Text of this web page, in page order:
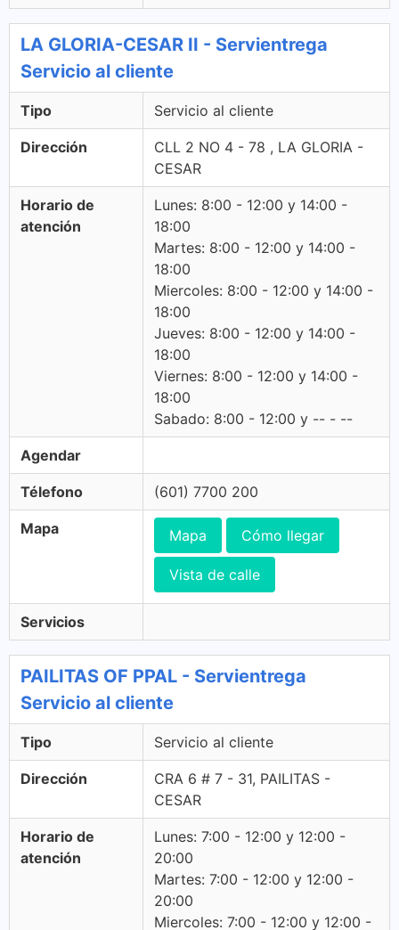
LA GLORIA-CESAR II - Servientrega
Servicio al cliente
Tipo Servicio al cliente
Dirección
CLL 2 NO 4 - 78 , LA GLORIA -
CESAR
Horario de
atención
Lunes: 8:00 - 12:00 y 14:00 -
18:00
Martes: 8:00 - 12:00 y 14:00 -
18:00
Miercoles: 8:00 - 12:00 y 14:00 -
18:00
Jueves: 8:00 - 12:00 y 14:00 -
18:00
Viernes: 8:00 - 12:00 y 14:00 -
18:00
Sabado: 8:00 - 12:00 y -- - --
Agendar
Télefono (601) 7700 200
Mapa Mapa Cómo llegar
Vista de calle
Servicios
PAILITAS OF PPAL - Servientrega
Servicio al cliente
Tipo Servicio al cliente
Dirección
CRA 6 # 7 - 31, PAILITAS -
CESAR
Horario de
atención
Lunes: 7:00 - 12:00 y 12:00 -
20:00
Martes: 7:00 - 12:00 y 12:00 -
20:00
Miercoles: 7:00 - 12:00 y 12:00 -